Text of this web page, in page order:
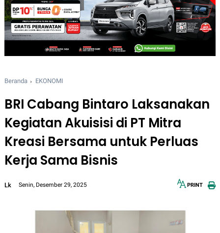
Beranda EKONOMI
BRI Cabang Bintaro Laksanakan
Kegiatan Akuisisi di PT Mitra
Kreasi Bersama untuk Perluas
Kerja Sama Bisnis
Lk Senin, Desember 29, 2025 PRINT